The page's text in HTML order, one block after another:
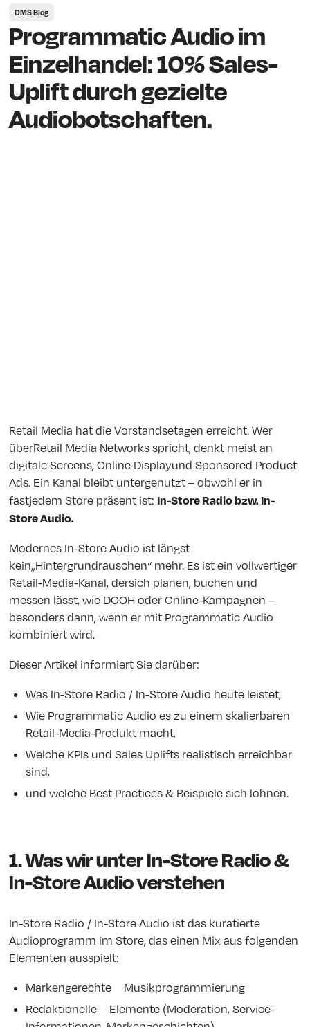
DMS Blog
Programmatic Audio im
Einzelhandel: 10% Sales-
Uplift durch gezielte
Audiobotschaften.
Retail Media hat die Vorstandsetagen erreicht. Wer
überRetail Media Networks spricht, denkt meist an
digitale Screens, Online Displayund Sponsored Product
Ads. Ein Kanal bleibt untergenutzt – obwohl er in
fastjedem Store präsent ist: In-Store Radio bzw. In-
Store Audio.
Modernes In-Store Audio ist längst
kein„Hintergrundrauschen“ mehr. Es ist ein vollwertiger
Retail-Media-Kanal, dersich planen, buchen und
messen lässt, wie DOOH oder Online-Kampagnen –
besonders dann, wenn er mit Programmatic Audio
kombiniert wird.
Dieser Artikel informiert Sie darüber:
Was In-Store Radio / In-Store Audio heute leistet,
Wie Programmatic Audio es zu einem skalierbaren
Retail-Media-Produkt macht,
Welche KPIs und Sales Uplifts realistisch erreichbar
sind,
und welche Best Practices & Beispiele sich lohnen.
1. Was wir unter In-Store Radio &
In-Store Audio verstehen
In-Store Radio / In-Store Audio ist das kuratierte
Audioprogramm im Store, das einen Mix aus folgenden
Elementen ausspielt:
Markengerechte Musikprogrammierung
Redaktionelle Elemente (Moderation, Service-